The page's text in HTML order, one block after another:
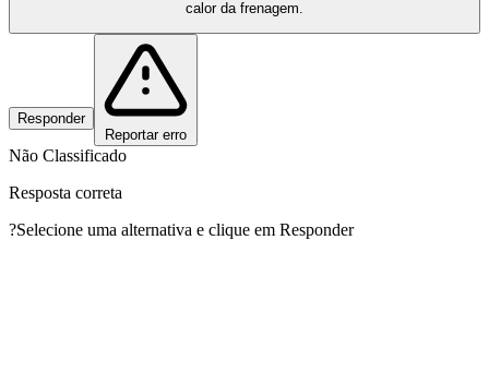
calor da frenagem.
Responder
Reportar erro
Não Classificado
Resposta correta
?Selecione uma alternativa e clique em Responder